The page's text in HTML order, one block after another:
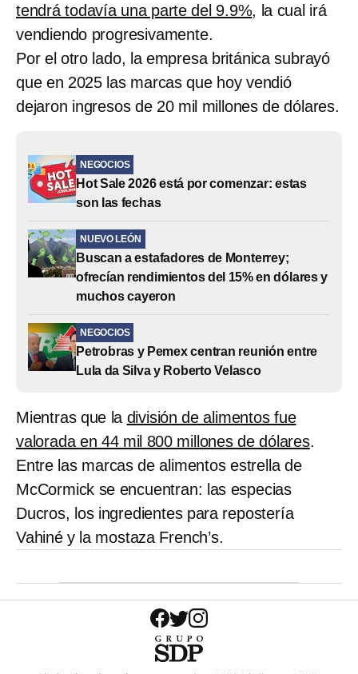
tendrá todavía una parte del 9.9%, la cual irá
vendiendo progresivamente.
Por el otro lado, la empresa británica subrayó
que en 2025 las marcas que hoy vendió
dejaron ingresos de 20 mil millones de dólares.
NEGOCIOS
Hot Sale 2026 está por comenzar: estas
son las fechas
NUEVO LEÓN
Buscan a estafadores de Monterrey;
ofrecían rendimientos del 15% en dólares y
muchos cayeron
NEGOCIOS
Petrobras y Pemex centran reunión entre
Lula da Silva y Roberto Velasco
Mientras que la división de alimentos fue
valorada en 44 mil 800 millones de dólares.
Entre las marcas de alimentos estrella de
McCormick se encuentran: las especias
Ducros, los ingredientes para repostería
Vahiné y la mostaza French’s.